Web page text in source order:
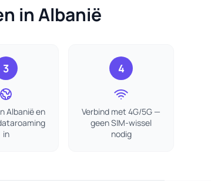
in Albanië
3
Albanië en
in
4
Verbind met 4G/5G —
geen SIM-wissel
nodig